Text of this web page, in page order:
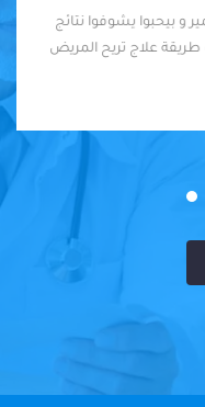
يشوفوا نتائج
علاج تريح المريض